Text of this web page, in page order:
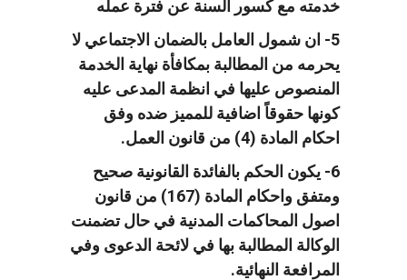
خدمته مع كسور السنة عن فترة عمله
5- ان شمول العامل بالضمان الاجتماعي لا
يحرمه من المطالبة بمكافأة نهاية الخدمة
المنصوص عليها في انظمة المدعى عليه
كونها حقوقاً اضافية للمميز ضده وفق
احكام المادة (4) من قانون العمل.
6- يكون الحكم بالفائدة القانونية صحيح
ومتفق واحكام المادة (167) من قانون
اصول المحاكمات المدنية في حال تضمنت
الوكالة المطالبة بها في لائحة الدعوى وفي
المرافعة النهائية.